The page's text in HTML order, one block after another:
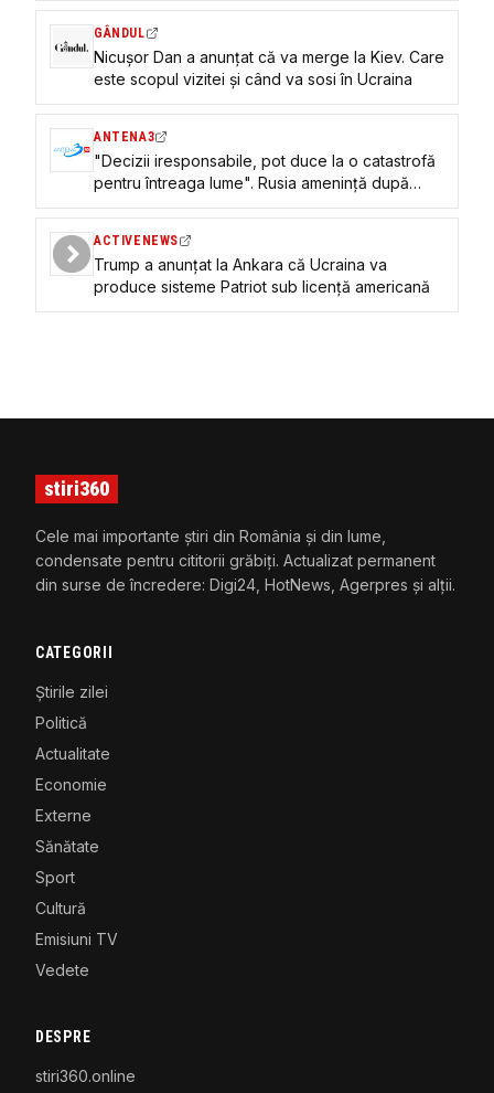
GÂNDUL
Nicușor Dan a anunțat că va merge la Kiev. Care
este scopul vizitei și când va sosi în Ucraina
ANTENA3
"Decizii iresponsabile, pot duce la o catastrofă
pentru întreaga lume". Rusia amenință după
deciziile luate la Summitul NATO
ACTIVENEWS
Trump a anunțat la Ankara că Ucraina va
produce sisteme Patriot sub licență americană
stiri360
Cele mai importante știri din România și din lume,
condensate pentru cititorii grăbiți. Actualizat permanent
din surse de încredere: Digi24, HotNews, Agerpres și alții.
CATEGORII
Știrile zilei
Politică
Actualitate
Economie
Externe
Sănătate
Sport
Cultură
Emisiuni TV
Vedete
DESPRE
stiri360.online